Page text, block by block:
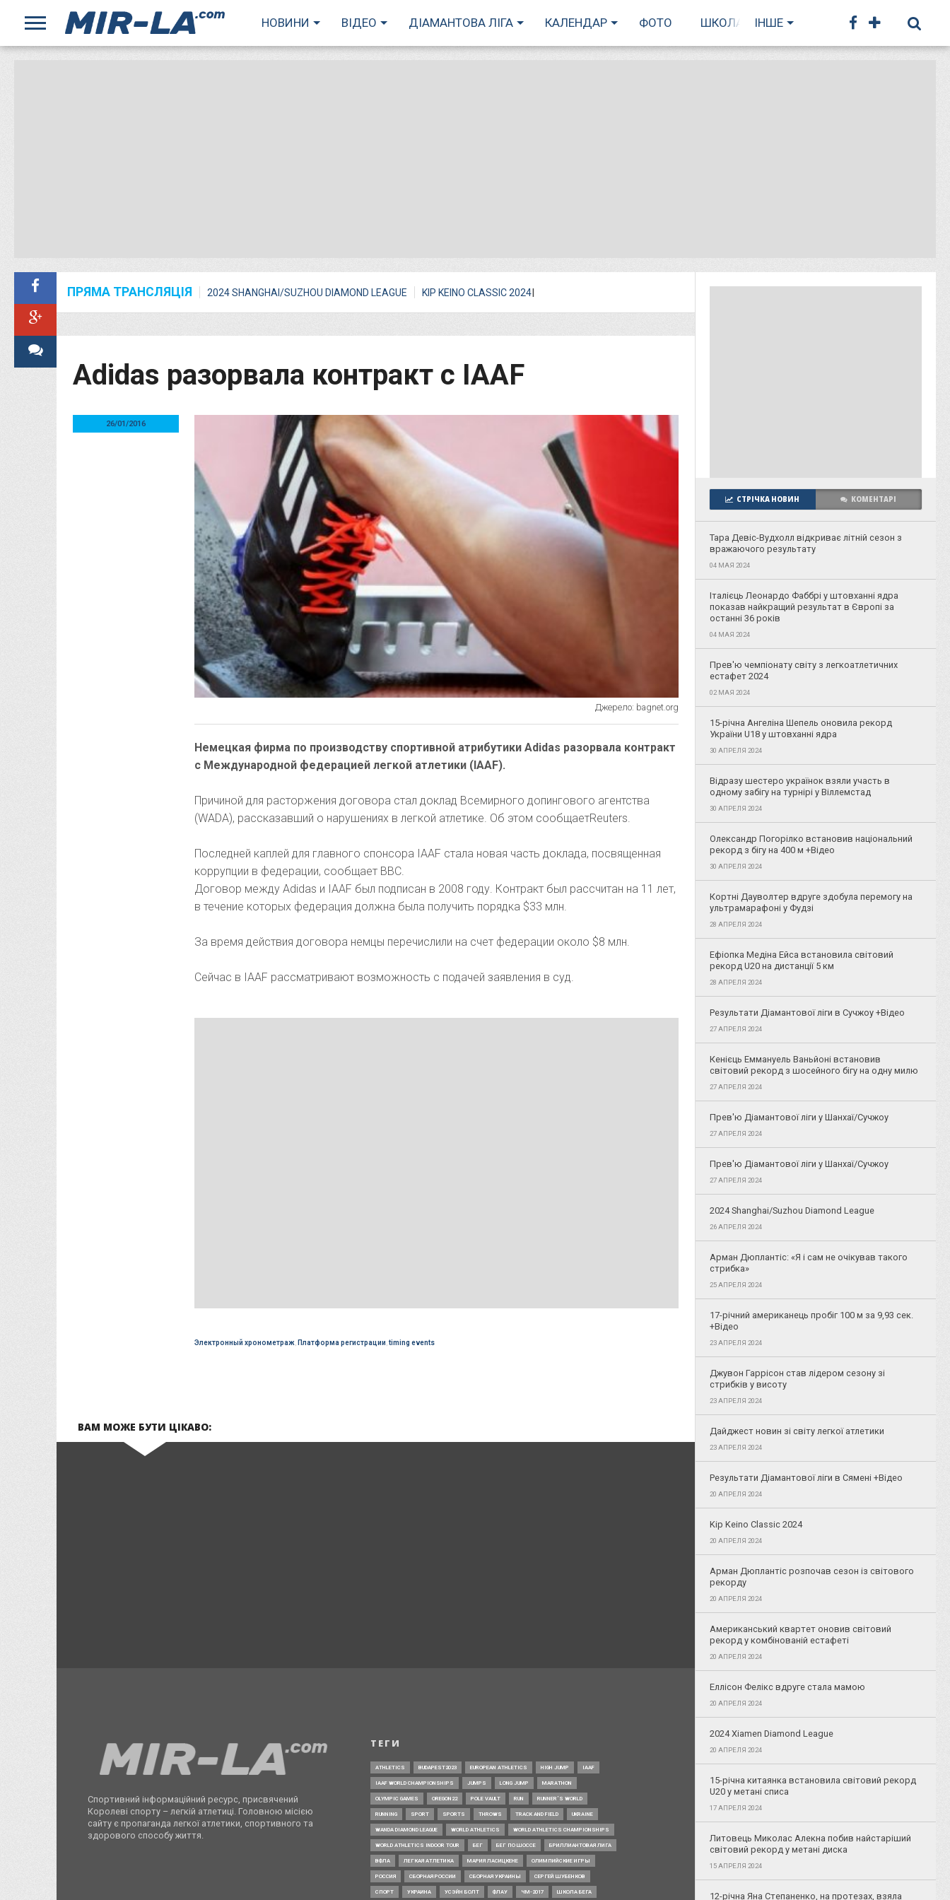
НОВИНИ ВІДЕО ДІАМАНТОВА ЛІГА КАЛЕНДАР ФОТО ШКОЛА БІГУ
ІНШЕ
ПРЯМА ТРАНСЛЯЦІЯ 2024 SHANGHAI/SUZHOU DIAMOND LEAGUE I
KIP KEINO CLASSIC 2024
Adidas разорвала контракт с IAAF
Джерело: bagnet.org
Немецкая фирма по производству спортивной атрибутики Adidas разорвала контракт
с Международной федерацией легкой атлетики (IAAF).
Причиной для расторжения договора стал доклад Всемирного допингового агентства
(WADA), рассказавший о нарушениях в легкой атлетике. Об этом сообщаетReuters.
Последней каплей для главного спонсора IAAF стала новая часть доклада, посвященная
коррупции в федерации, сообщает BBC.
Договор между Adidas и IAAF был подписан в 2008 году. Контракт был рассчитан на 11 лет,
в течение которых федерация должна была получить порядка $33 млн.
За время действия договора немцы перечислили на счет федерации около $8 млн.
Сейчас в IAAF рассматривают возможность с подачей заявления в суд.
Электронный хронометраж Платформа регистрации ,timing events
26/01/2016
ВАМ МОЖЕ БУТИ ЦІКАВО:
СТРІЧКА НОВИН КОМЕНТАРІ
Тара Девіс-Вудхолл відкриває літній сезон з
вражаючого результату
04 МАЯ 2024
Італієць Леонардо Фаббрі у штовханні ядра
показав найкращий результат в Європі за
останні 36 років
04 МАЯ 2024
Прев'ю чемпіонату світу з легкоатлетичних
естафет 2024
02 МАЯ 2024
15-річна Ангеліна Шепель оновила рекорд
України U18 у штовханні ядра
30 АПРЕЛЯ 2024
Відразу шестеро українок взяли участь в
одному забігу на турнірі у Віллемстад
30 АПРЕЛЯ 2024
Олександр Погорілко встановив національний
рекорд з бігу на 400 м +Відео
30 АПРЕЛЯ 2024
Кортні Дауволтер вдруге здобула перемогу на
ультрамарафоні у Фудзі
28 АПРЕЛЯ 2024
Ефіопка Медіна Ейса встановила світовий
рекорд U20 на дистанції 5 км
28 АПРЕЛЯ 2024
Результати Діамантової ліги в Сучжоу +Відео
27 АПРЕЛЯ 2024
Кенієць Еммануель Ваньйоні встановив
світовий рекорд з шосейного бігу на одну милю
27 АПРЕЛЯ 2024
Прев'ю Діамантової ліги у Шанхаї/Сучжоу
27 АПРЕЛЯ 2024
Прев'ю Діамантової ліги у Шанхаї/Сучжоу
27 АПРЕЛЯ 2024
2024 Shanghai/Suzhou Diamond League
26 АПРЕЛЯ 2024
Арман Дюплантіс: «Я і сам не очікував такого
стрибка»
25 АПРЕЛЯ 2024
17-річний американець пробіг 100 м за 9,93 сек.
+Відео
23 АПРЕЛЯ 2024
Джувон Гаррісон став лідером сезону зі
стрибків у висоту
23 АПРЕЛЯ 2024
Дайджест новин зі світу легкої атлетики
23 АПРЕЛЯ 2024
Результати Діамантової ліги в Сямені +Відео
20 АПРЕЛЯ 2024
Kip Keino Classic 2024
20 АПРЕЛЯ 2024
Арман Дюплантіс розпочав сезон із світового
рекорду
20 АПРЕЛЯ 2024
Американський квартет оновив світовий
рекорд у комбінованій естафеті
20 АПРЕЛЯ 2024
Еллісон Фелікс вдруге стала мамою
20 АПРЕЛЯ 2024
2024 Xiamen Diamond League
20 АПРЕЛЯ 2024
15-річна китаянка встановила світовий рекорд
U20 у метані списа
17 АПРЕЛЯ 2024
Литовець Миколас Алекна побив найстаріший
світовий рекорд у метані диска
15 АПРЕЛЯ 2024
12-річна Яна Степаненко, на протезах, взяла
Спортивний інформаційний ресурс, присвячений
Королеві спорту – легкій атлетиці. Головною місією
сайту є пропаганда легкої атлетики, спортивного та
здорового способу життя.
ТЕГИ
ATHLETICS BUDAPEST2023 EUROPEAN ATHLETICS HIGH JUMP IAAF
IAAF WORLD CHAMPIONSHIPS JUMPS LONG JUMP MARATHON
OLYMPIC GAMES OREGON22 POLE VAULT RUN RUNNER’S WORLD
RUNNING SPORT SPORTS THROWS TRACK AND FIELD UKRAINE
WANDA DIAMOND LEAGUE WORLD ATHLETICS WORLD ATHLETICS CHAMPIONSHIPS
WORLD ATHLETICS INDOOR TOUR БЕГ БЕГ ПО ШОССЕ БРИЛЛИАНТОВАЯ ЛИГА
ВФЛА ЛЕГКАЯ АТЛЕТИКА МАРИЯ ЛАСИЦКЕНЕ ОЛИМПИЙСКИЕ ИГРЫ
РОССИЯ СБОРНАЯ РОССИИ СБОРНАЯ УКРАИНЫ СЕРГЕЙ ШУБЕНКОВ
СПОРТ УКРАИНА УСЭЙН БОЛТ ФЛАУ ЧМ-2017 ШКОЛА БЕГА